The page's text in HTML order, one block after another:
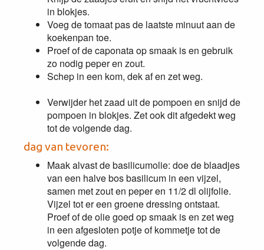
in blokjes.
Voeg de tomaat pas de laatste minuut aan de
koekenpan toe.
Proef of de caponata op smaak is en gebruik
zo nodig peper en zout.
Schep in een kom, dek af en zet weg.
Verwijder het zaad uit de pompoen en snijd de
pompoen in blokjes. Zet ook dit afgedekt weg
tot de volgende dag.
dag van tevoren:
Maak alvast de basilicumolie: doe de blaadjes
van een halve bos basilicum in een vijzel,
samen met zout en peper en 11/2 dl olijfolie.
Vijzel tot er een groene dressing ontstaat.
Proef of de olie goed op smaak is en zet weg
in een afgesloten potje of kommetje tot de
volgende dag.